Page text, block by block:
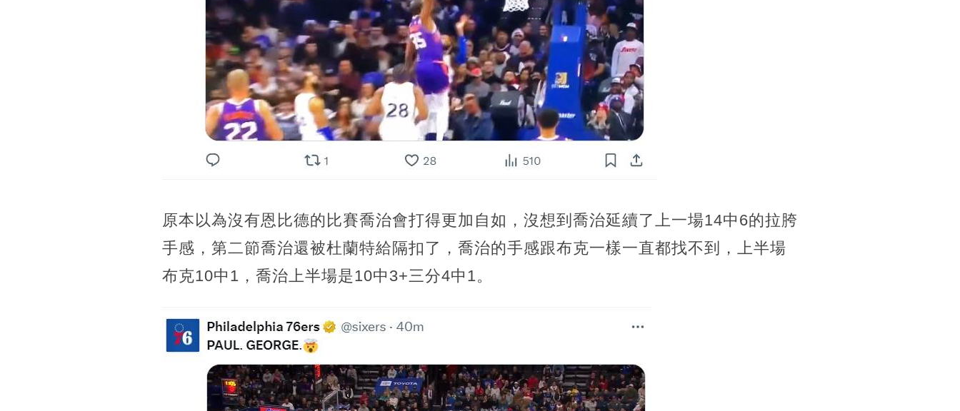
原本以為沒有恩比德的比賽喬治會打得更加自如，沒想到喬治延續了上一場14中6的拉胯
手感，第二節喬治還被杜蘭特給隔扣了，喬治的手感跟布克一樣一直都找不到，上半場
布克10中1，喬治上半場是10中3+三分4中1。